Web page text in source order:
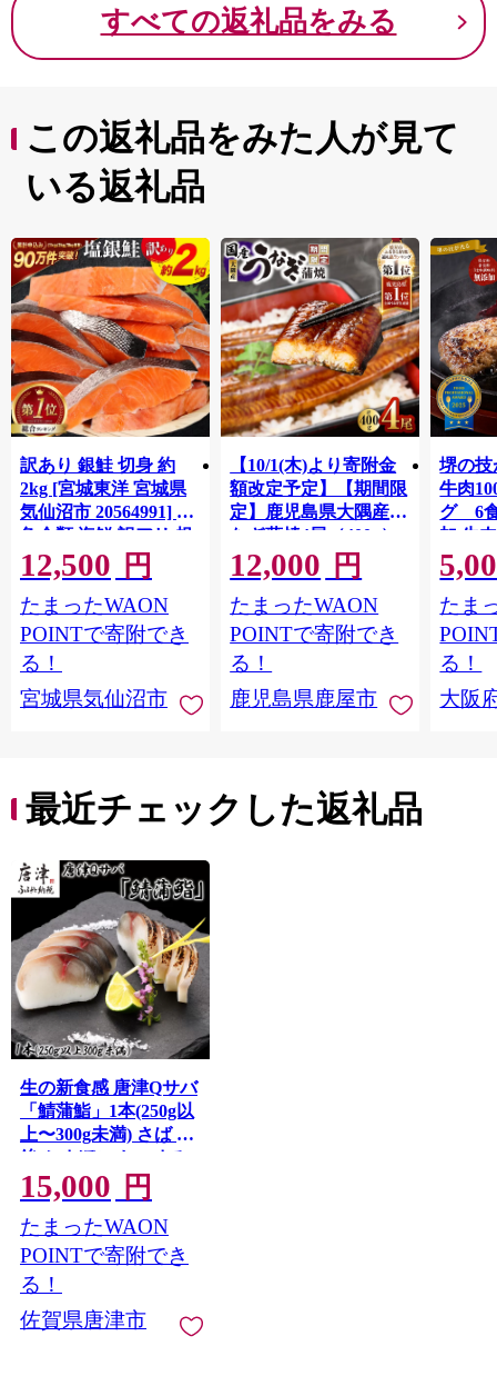
すべての返礼品をみる
この返礼品をみた人が見て
いる返礼品
訳あり 銀鮭 切身 約
2kg [宮城東洋 宮城県
気仙沼市 20564991] 鮭
魚介類 海鮮 訳アリ 規
格外 不揃い さけ サケ
鮭切身 シャケ 切り身
冷凍 家庭用 おかず 弁
当 支援 サーモン 銀鮭
切り身 魚 わけあり
12,500 円
たまったWAON
POINTで寄附でき
る！
宮城県気仙沼市
【10/1(木)より寄附金
額改定予定】【期間限
定】鹿児島県大隅産う
なぎ蒲焼4尾（400g）
12,000 円
たまったWAON
POINTで寄附でき
る！
鹿児島県鹿屋市
堺の技
牛肉
グ 6
加 牛
ット 6
メ 温
菜 簡
すめ
取り
料 ふ
堺市】
たま
る！
大阪
最近チェックした返礼品
生の新食感 唐津Qサバ
「鯖蒲鮨」1本(250g以
上〜300g未満) さば 蒲
鉾 かまぼこ おつまみ
ギフト 鯖 サバ 唐津 Q
サバ 鯖鮨 呼福 大志 水
産 魚 海鮮 水産加工 唐
津市
15,000 円
たまったWAON
POINTで寄附でき
る！
佐賀県唐津市